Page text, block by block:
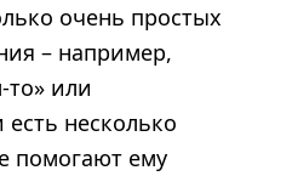
очень простых
– например,
то» или
есть несколько
помогают ему